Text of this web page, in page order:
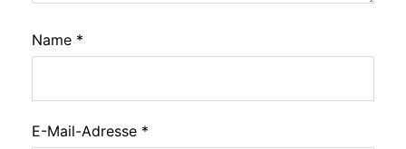
Name *
E-Mail-Adresse *